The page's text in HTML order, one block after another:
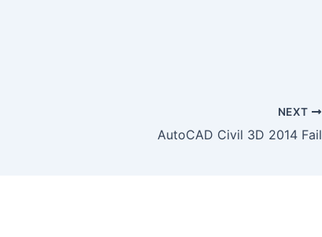
NEXT
AutoCAD Civil 3D 2014 Fail